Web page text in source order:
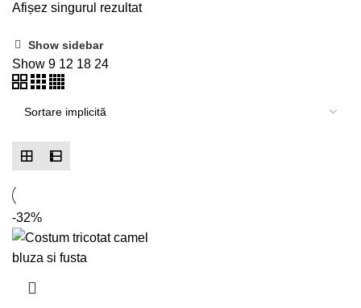
Afișez singurul rezultat
Show sidebar
Show 9 12 18 24
-32%